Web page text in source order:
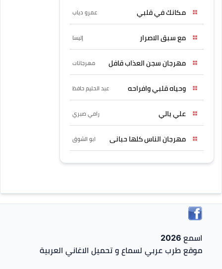
مكانك في قلبي عمرو دياب
مع سبق الاصرار إليسا
مهرجان سجن العذاب قافل مهرجانات
وحياه قلبي وافراحه عبد الحليم حافظ
علي بالي رامي صبري
مهرجان الناس كلها حبانى ابو الشوق
اسمع 2026
موقع طرب عربي لسماع و تحميل الاغاني العربية